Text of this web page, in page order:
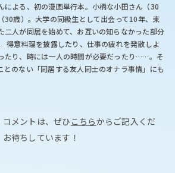
による、初の漫画単行本。小柄な小田さん（30
30歳）。大学の同級生として出会って10年、東
二人が同居を始めて、お互いの知らなかった部分
得意料理を披露したり、仕事の疲れを発散しよ
たり、時には一人の時間が必要だったり……。そ
とのない「同居する友人同士のオナラ事情」にも
メントは、ぜひ こちらからご記入くだ
待ちしています！